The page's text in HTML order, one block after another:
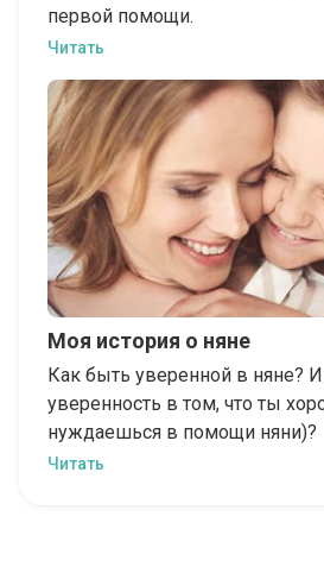
первой помощи.
Читать
Моя история о няне
Как быть уверенной в няне? И
уверенность в том, что ты
нуждаешься в помощи няни)?
Читать